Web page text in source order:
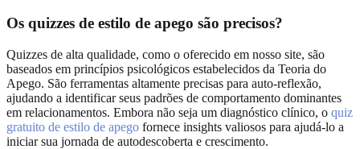
Os quizzes de estilo de apego são precisos?
Quizzes de alta qualidade, como o oferecido em nosso site, são
baseados em princípios psicológicos estabelecidos da Teoria do
Apego. São ferramentas altamente precisas para auto-reflexão,
ajudando a identificar seus padrões de comportamento dominantes
em relacionamentos. Embora não seja um diagnóstico clínico, o quiz
gratuito de estilo de apego fornece insights valiosos para ajudá-lo a
iniciar sua jornada de autodescoberta e crescimento.